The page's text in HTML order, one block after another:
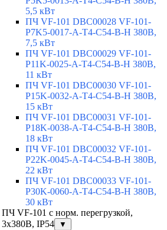
5,5 кВт
ПЧ VF-101 DBC00028 VF-101-
P7K5-0017-A-T4-C54-B-H 380В,
7,5 кВт
ПЧ VF-101 DBC00029 VF-101-
P11K-0025-A-T4-C54-B-H 380В,
11 кВт
ПЧ VF-101 DBC00030 VF-101-
P15K-0032-A-T4-C54-B-H 380В,
15 кВт
ПЧ VF-101 DBC00031 VF-101-
P18K-0038-A-T4-C54-B-H 380В,
18 кВт
ПЧ VF-101 DBC00032 VF-101-
P22K-0045-A-T4-C54-B-H 380В,
22 кВт
ПЧ VF-101 DBC00033 VF-101-
P30K-0060-A-T4-C54-B-H 380В,
30 кВт
ПЧ VF-101 с норм. перегрузкой,
3x380В, IP54
▼